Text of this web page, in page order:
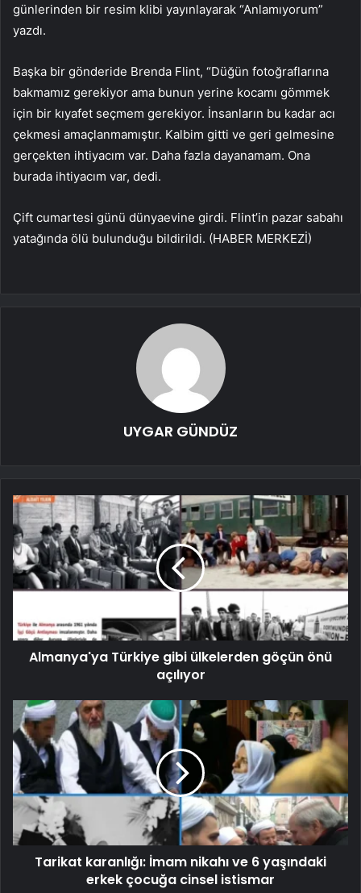
günlerinden bir resim klibi yayınlayarak “Anlamıyorum”
yazdı.
Başka bir gönderide Brenda Flint, “Düğün fotoğraflarına
bakmamız gerekiyor ama bunun yerine kocamı gömmek
için bir kıyafet seçmem gerekiyor. İnsanların bu kadar acı
çekmesi amaçlanmamıştır. Kalbim gitti ve geri gelmesine
gerçekten ihtiyacım var. Daha fazla dayanamam. Ona
burada ihtiyacım var, dedi.
Çift cumartesi günü dünyaevine girdi. Flint’in pazar sabahı
yatağında ölü bulunduğu bildirildi. (HABER MERKEZİ)
UYGAR GÜNDÜZ
Almanya'ya Türkiye gibi ülkelerden göçün önü
açılıyor
Tarikat karanlığı: İmam nikahı ve 6 yaşındaki
erkek çocuğa cinsel istismar